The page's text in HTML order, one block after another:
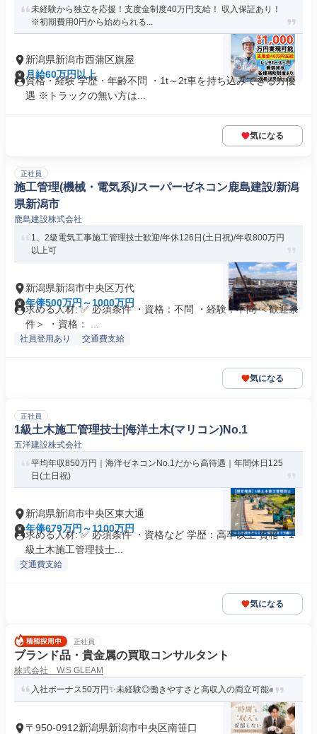
未経験から独立を応援！支度金制度40万円支給！ 収入保証あり！
※初期費用0円から始められる...
新潟県新潟市西蒲区旗屋
月給60万円以上
資格・経験 学歴・年齢不問 ・1t～2t車を持ち込みできる方優
遇 ※トラックの無い方は...
気になる
正社員
施工管理(機械・電気系)/スーパーゼネコン鹿島建設/新潟
県新潟市
鹿島建設株式会社
1、2級電気工事施工管理技士歓迎/年休126日(土日祝)/年収800万円
以上可
新潟県新潟市中央区万代
年俸500万円～1000万円
求める人材: ✅ 必須条件 ・資格：不問 ・経験：不問 ＜歓迎条
件＞ ・資格： ...
社員登用あり 交通費支給
気になる
正社員
1級土木施工管理技士|海洋土木(マリコン)No.1
五洋建設株式会社
平均年収850万円｜海洋ゼネコンNo.1だから高待遇｜年間休日125
日(土日祝)
新潟県新潟市中央区東大通
年俸679万円～1100万円
求める人材: ✅ 必須条件 ・資格など 学歴：高卒以上 資格：1
級土木施工管理技士...
交通費支給
気になる
正社員
ブランド品・貴金属の買取コンサルタント
株式会社 W.S GLEAM
入社ボーナス50万円✨未経験◎働きやすさと高収入の両立可能✊
〒950-0912新潟県新潟市中央区南笹口